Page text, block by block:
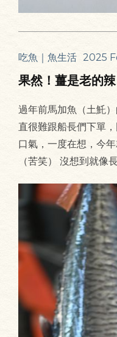
吃魚｜魚生活 2025
果然！薑是老的辣
過年前馬加魚（土魠
直很難跟船長們下單
口氣，一度在想，今
（苦笑） 沒想到就像